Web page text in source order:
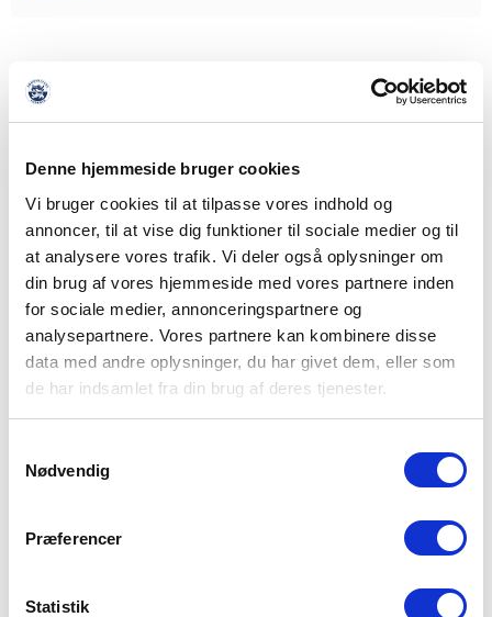
Denne hjemmeside bruger cookies
Vi bruger cookies til at tilpasse vores indhold og
annoncer, til at vise dig funktioner til sociale medier og til
at analysere vores trafik. Vi deler også oplysninger om
din brug af vores hjemmeside med vores partnere inden
for sociale medier, annonceringspartnere og
analysepartnere. Vores partnere kan kombinere disse
data med andre oplysninger, du har givet dem, eller som
de har indsamlet fra din brug af deres tjenester.
Nødvendig
Præferencer
Statistik